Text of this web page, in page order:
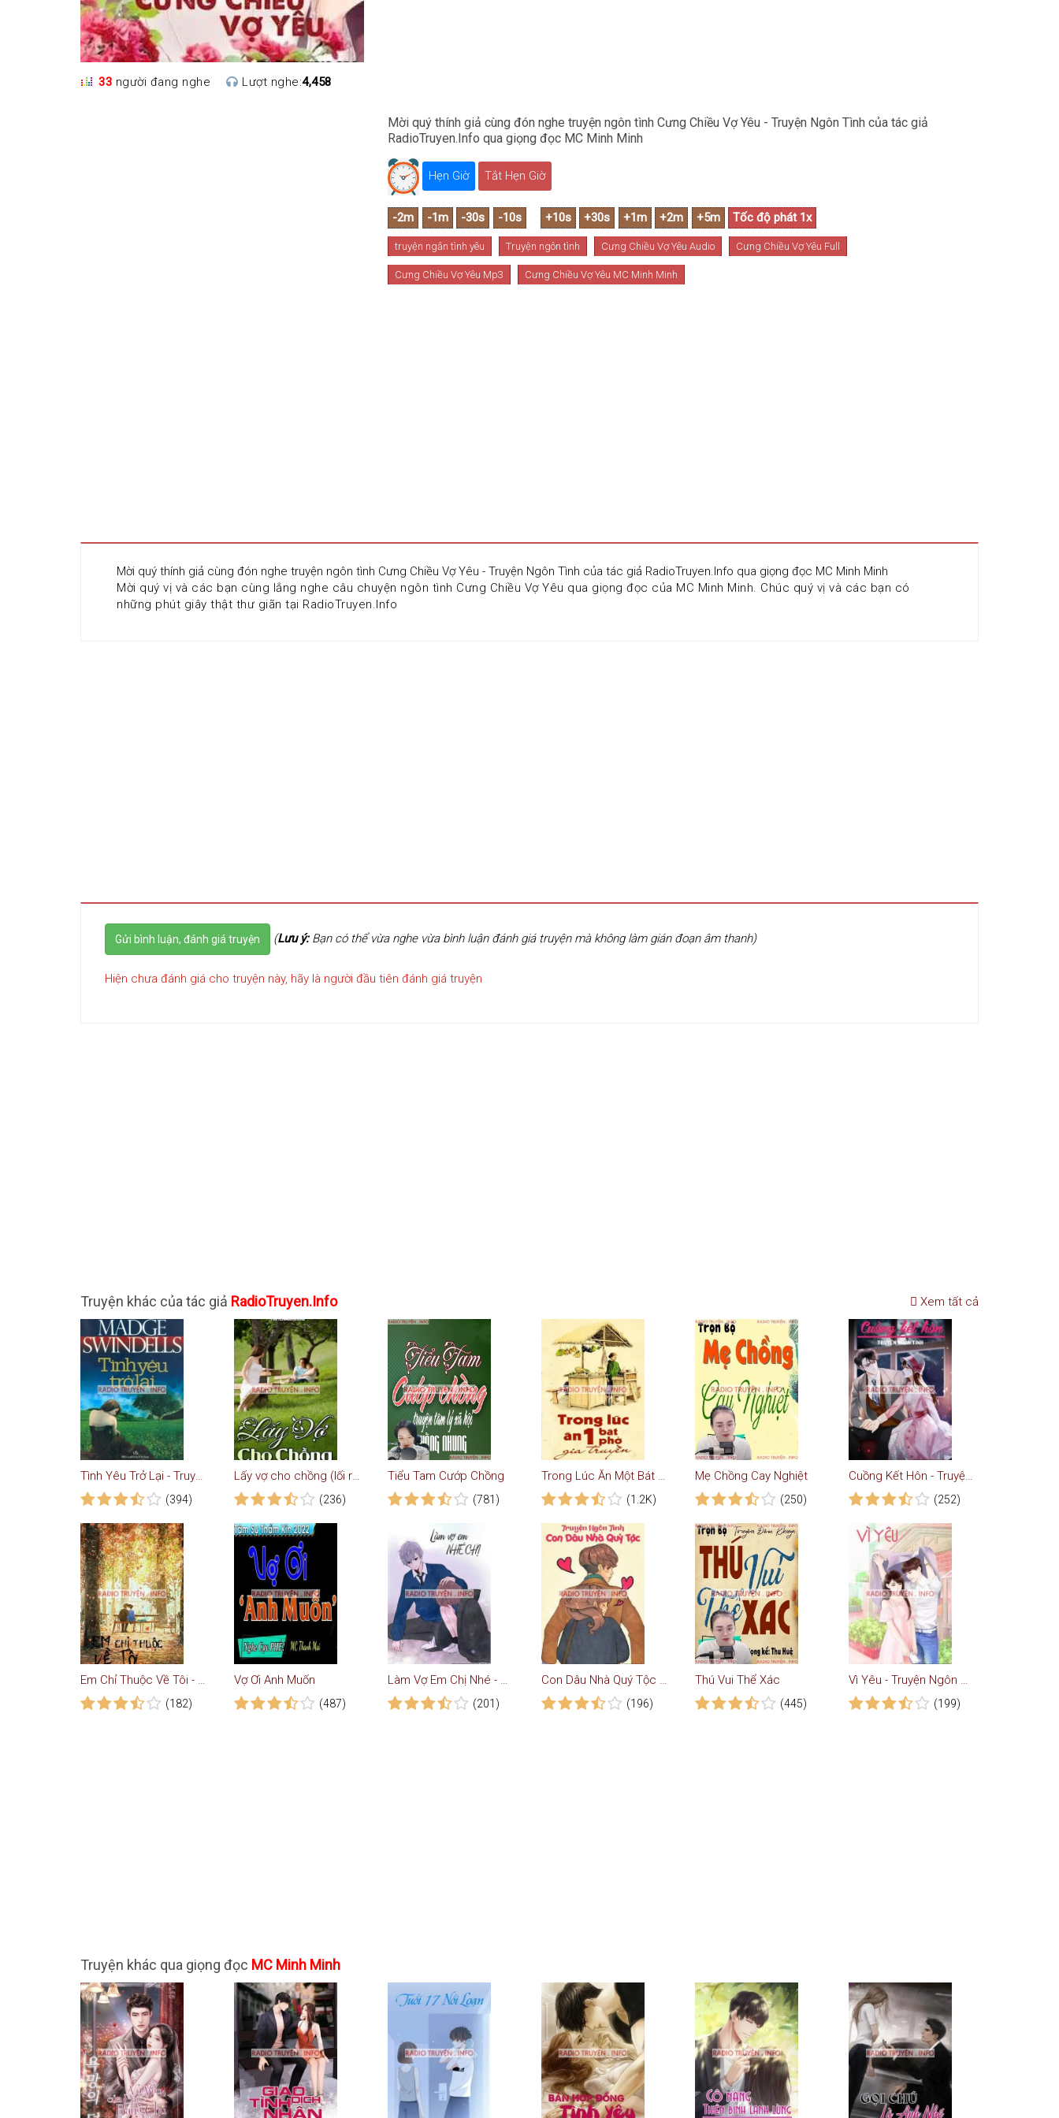
33 người đang nghe Lượt nghe:4,458
Mời quý thính giả cùng đón nghe truyện ngôn tình Cưng Chiều Vợ Yêu - Truyện Ngôn Tình của tác giả
RadioTruyen.Info qua giọng đọc MC Minh Minh
Hẹn Giờ Tắt Hẹn Giờ
truyện ngắn tình yêu Truyện ngôn tình Cưng Chiều Vợ Yêu Audio Cưng Chiều Vợ Yêu Full
Cưng Chiều Vợ Yêu Mp3 Cưng Chiều Vợ Yêu MC Minh Minh
Mời quý thính giả cùng đón nghe truyện ngôn tình Cưng Chiều Vợ Yêu - Truyện Ngôn Tình của tác giả RadioTruyen.Info qua giọng đọc MC Minh Minh
Mời quý vị và các bạn cùng lắng nghe câu chuyện ngôn tình Cưng Chiều Vợ Yêu qua giọng đọc của MC Minh Minh. Chúc quý vị và các bạn có
những phút giây thật thư giãn tại RadioTruyen.Info
Gửi bình luận, đánh giá truyện (Lưu ý:Bạn có thể vừa nghe vừa bình luận đánh giá truyện mà không làm gián đoạn âm thanh)
Hiện chưa đánh giá cho truyện này, hãy là người đầu tiên đánh giá truyện
Truyện khác của tác giả RadioTruyen.Info Xem tất cả
Tình Yêu Trở Lại - Truyện VOV
(394)
Lấy vợ cho chồng (lối rẽ)
(236)
Tiểu Tam Cướp Chồng
(781)
Trong Lúc Ăn Một Bát Phở Gia Truyền
(1.2K)
Mẹ Chồng Cay Nghiệt
(250)
Cuồng Kết Hôn - Truyện Ngắn Tình Yêu
(252)
Em Chỉ Thuộc Về Tôi - Truyện Teen
(182)
Vợ Ơi Anh Muốn
(487)
Làm Vợ Em Chị Nhé - Truyện Ngôn Tình
(201)
Con Dâu Nhà Quý Tộc - Truyện Ngôn Tình
(196)
Thú Vui Thể Xác
(445)
Vì Yêu - Truyện Ngôn Tình
(199)
Truyện khác qua giọng đọc MC Minh Minh